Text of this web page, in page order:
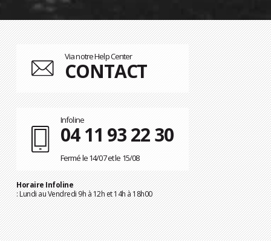
Via notre Help Center
CONTACT
Infoline
04 11 93 22 30
Fermé le 14/07 et le 15/08
Horaire Infoline
: Lundi au Vendredi 9h à 12h et 14h à 18h00